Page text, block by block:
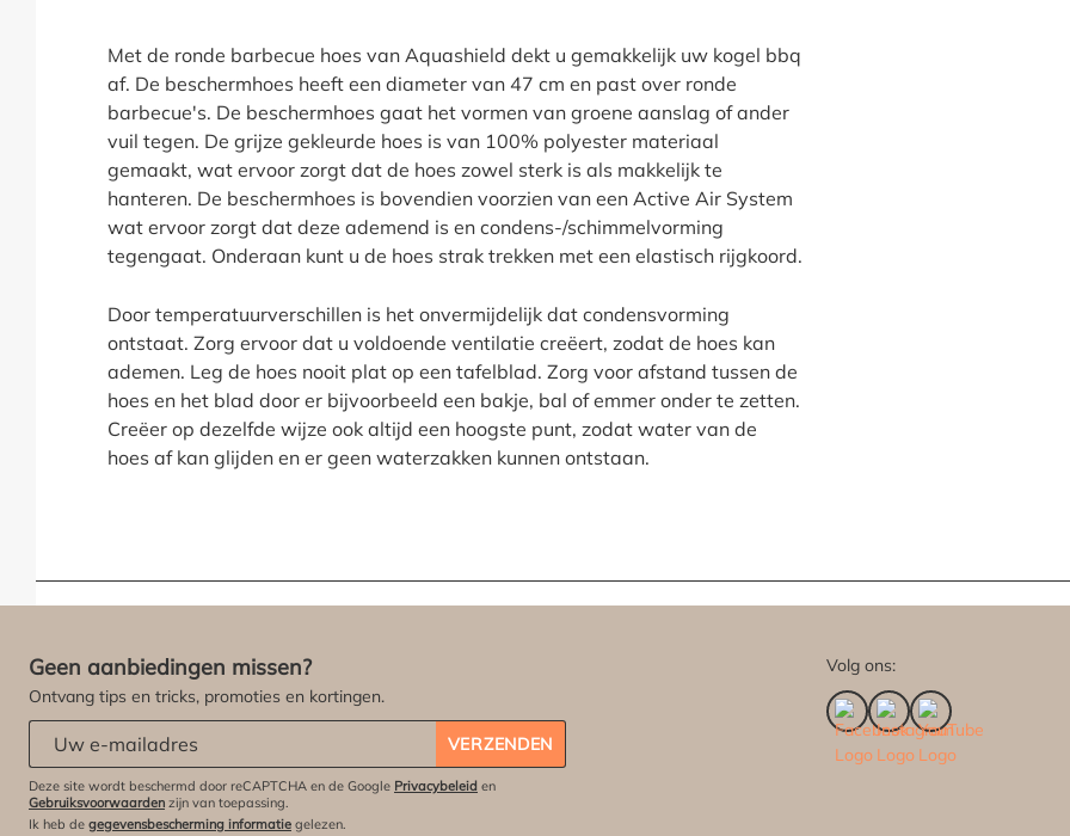
Productinformatie "Hoes voor barbecue Ø 47 cm"
Met de ronde barbecue hoes van Aquashield dekt u gemakkelijk uw kogel bbq
af. De beschermhoes heeft een diameter van 47 cm en past over ronde
barbecue's. De beschermhoes gaat het vormen van groene aanslag of ander
vuil tegen. De grijze gekleurde hoes is van 100% polyester materiaal
gemaakt, wat ervoor zorgt dat de hoes zowel sterk is als makkelijk te
hanteren. De beschermhoes is bovendien voorzien van een Active Air System
wat ervoor zorgt dat deze ademend is en condens-/schimmelvorming
tegengaat. Onderaan kunt u de hoes strak trekken met een elastisch rijgkoord.
Door temperatuurverschillen is het onvermijdelijk dat condensvorming
ontstaat. Zorg ervoor dat u voldoende ventilatie creëert, zodat de hoes kan
ademen. Leg de hoes nooit plat op een tafelblad. Zorg voor afstand tussen de
hoes en het blad door er bijvoorbeeld een bakje, bal of emmer onder te zetten.
Creëer op dezelfde wijze ook altijd een hoogste punt, zodat water van de
hoes af kan glijden en er geen waterzakken kunnen ontstaan.
Geen aanbiedingen missen?
Ontvang tips en tricks, promoties en kortingen.
VERZENDEN
Deze site wordt beschermd door reCAPTCHA en de Google Privacybeleid en
Gebruiksvoorwaarden zijn van toepassing.
Ik heb de gegevensbescherming informatie gelezen.
Volg ons: